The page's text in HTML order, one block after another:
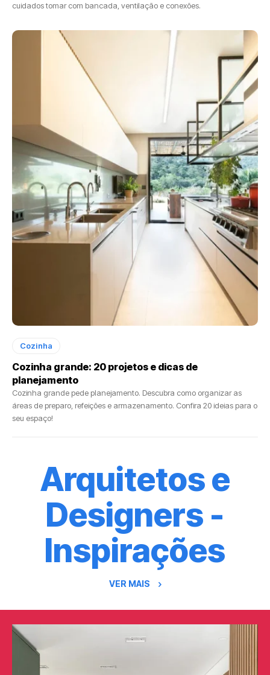
cuidados tomar com bancada, ventilação e conexões.
Cozinha
Cozinha grande: 20 projetos e dicas de
planejamento
Cozinha grande pede planejamento. Descubra como organizar as
áreas de preparo, refeições e armazenamento. Confira 20 ideias para o
seu espaço!
Arquitetos e
Designers -
Inspirações
VER MAIS